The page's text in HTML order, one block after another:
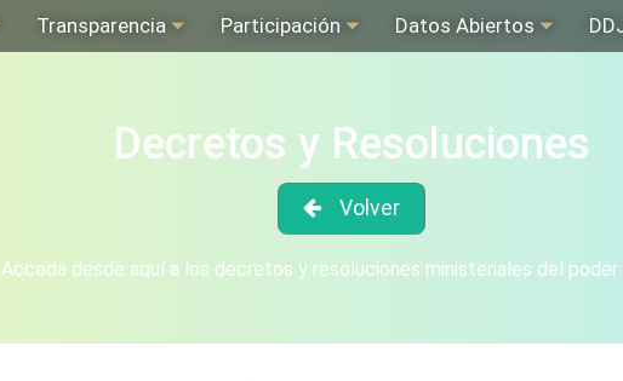
Transparencia Participación Datos Abiertos
Decretos y Resoluciones
Volver
Acceda desde aquí a los decretos y resoluciones ministeriales del